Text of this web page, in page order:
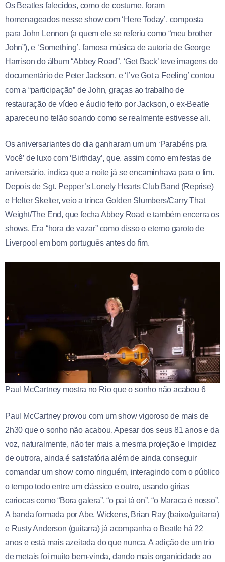
Os Beatles falecidos, como de costume, foram
homenageados nesse show com ‘Here Today’, composta
para John Lennon (a quem ele se referiu como “meu brother
John”), e ‘Something’, famosa música de autoria de George
Harrison do álbum “Abbey Road”. ‘Get Back’ teve imagens do
documentário de Peter Jackson, e ‘I’ve Got a Feeling’ contou
com a “participação” de John, graças ao trabalho de
restauração de vídeo e áudio feito por Jackson, o ex-Beatle
apareceu no telão soando como se realmente estivesse ali.
Os aniversariantes do dia ganharam um um ‘Parabéns pra
Você’ de luxo com ‘Birthday’, que, assim como em festas de
aniversário, indica que a noite já se encaminhava para o fim.
Depois de Sgt. Pepper’s Lonely Hearts Club Band (Reprise)
e Helter Skelter, veio a trinca Golden Slumbers/Carry That
Weight/The End, que fecha Abbey Road e também encerra os
shows. Era “hora de vazar” como disso o eterno garoto de
Liverpool em bom português antes do fim.
Paul McCartney mostra no Rio que o sonho não acabou 6
Paul McCartney provou com um show vigoroso de mais de
2h30 que o sonho não acabou. Apesar dos seus 81 anos e da
voz, naturalmente, não ter mais a mesma projeção e limpidez
de outrora, ainda é satisfatória além de ainda conseguir
comandar um show como ninguém, interagindo com o público
o tempo todo entre um clássico e outro, usando gírias
cariocas como “Bora galera”, “o pai tá on”, “o Maraca é nosso”.
A banda formada por Abe, Wickens, Brian Ray (baixo/guitarra)
e Rusty Anderson (guitarra) já acompanha o Beatle há 22
anos e está mais azeitada do que nunca. A adição de um trio
de metais foi muito bem-vinda, dando mais organicidade ao